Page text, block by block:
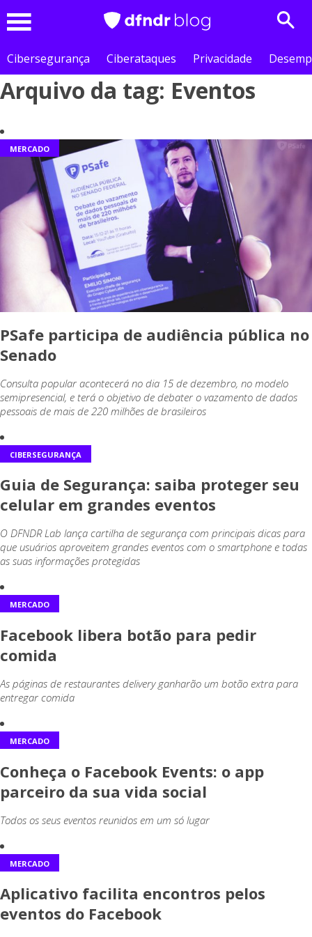
Cibersegurança
Ciberataques Privacidade
Arquivo da tag: Eventos
MERCADO
PSafe participa de audiência pública no
Senado
Consulta popular acontecerá no dia 15 de dezembro, no modelo
semipresencial, e terá o objetivo de debater o vazamento de dados
pessoais de mais de 220 milhões de brasileiros
CIBERSEGURANÇA
Guia de Segurança: saiba proteger seu
celular em grandes eventos
O DFNDR Lab lança cartilha de segurança com principais dicas para
que usuários aproveitem grandes eventos com o smartphone e todas
as suas informações protegidas
MERCADO
Facebook libera botão para pedir
comida
As páginas de restaurantes delivery ganharão um botão extra para
entregar comida
MERCADO
Conheça o Facebook Events: o app
parceiro da sua vida social
Todos os seus eventos reunidos em um só lugar
MERCADO
Aplicativo facilita encontros pelos
eventos do Facebook